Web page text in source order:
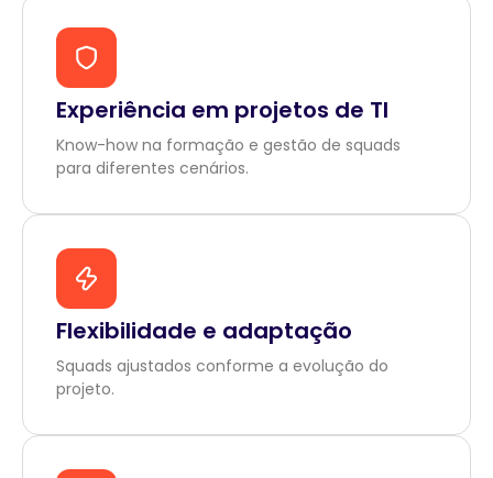
Experiência em projetos de TI
Know-how na formação e gestão de squads
para diferentes cenários.
Flexibilidade e adaptação
Squads ajustados conforme a evolução do
projeto.